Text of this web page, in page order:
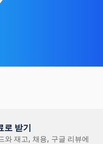
로 받기
재고, 채용, 구글 리뷰에